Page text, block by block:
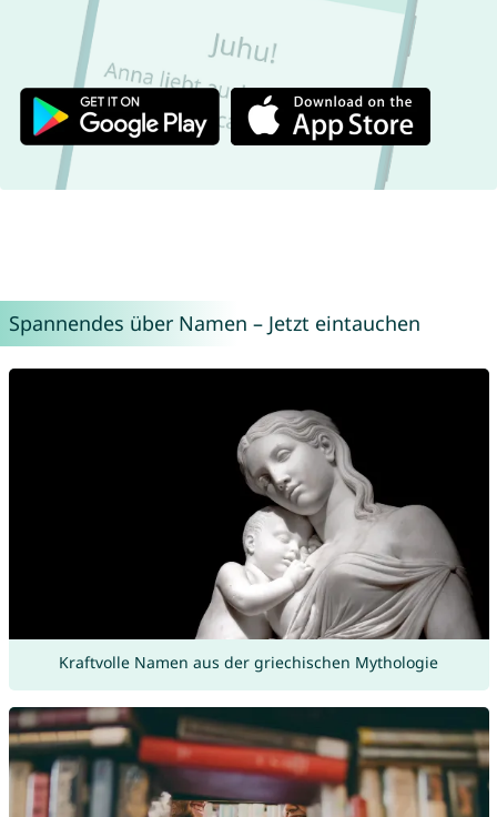
Spannendes über Namen – Jetzt eintauchen
Kraftvolle Namen aus der griechischen Mythologie